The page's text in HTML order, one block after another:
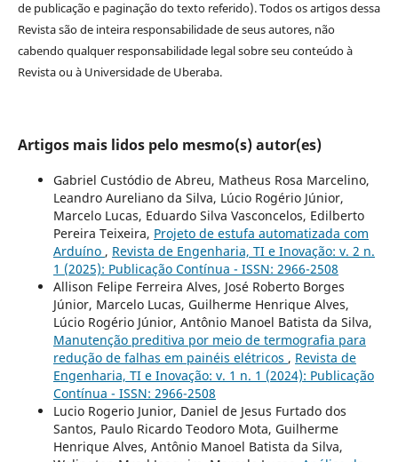
de publicação e paginação do texto referido). Todos os artigos dessa
Revista são de inteira responsabilidade de seus autores, não
cabendo qualquer responsabilidade legal sobre seu conteúdo à
Revista ou à Universidade de Uberaba.
Artigos mais lidos pelo mesmo(s) autor(es)
Gabriel Custódio de Abreu, Matheus Rosa Marcelino,
Leandro Aureliano da Silva, Lúcio Rogério Júnior,
Marcelo Lucas, Eduardo Silva Vasconcelos, Edilberto
Pereira Teixeira, Projeto de estufa automatizada com
Arduíno , Revista de Engenharia, TI e Inovação: v. 2 n.
1 (2025): Publicação Contínua - ISSN: 2966-2508
Allison Felipe Ferreira Alves, José Roberto Borges
Júnior, Marcelo Lucas, Guilherme Henrique Alves,
Lúcio Rogério Júnior, Antônio Manoel Batista da Silva,
Manutenção preditiva por meio de termografia para
redução de falhas em painéis elétricos , Revista de
Engenharia, TI e Inovação: v. 1 n. 1 (2024): Publicação
Contínua - ISSN: 2966-2508
Lucio Rogerio Junior, Daniel de Jesus Furtado dos
Santos, Paulo Ricardo Teodoro Mota, Guilherme
Henrique Alves, Antônio Manoel Batista da Silva,